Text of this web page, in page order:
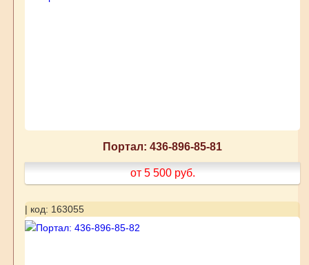
Портал: 436-896-85-81
от 5 500 руб.
| код: 163055